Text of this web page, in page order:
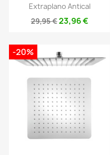
Extraplano Antical
29,95 €23,96 €
-20%